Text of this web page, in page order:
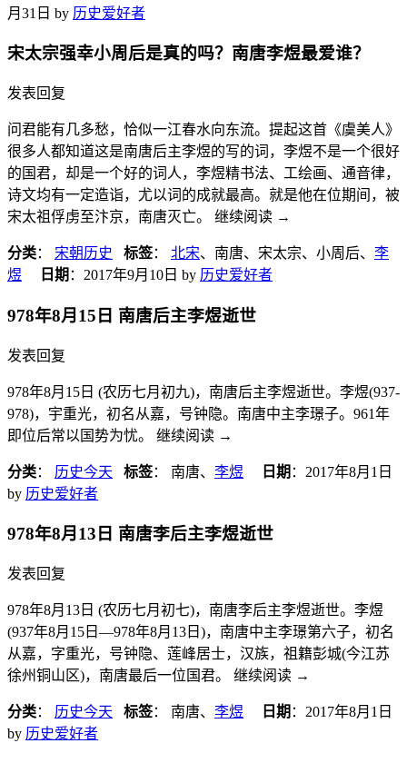
月31日 by 历史爱好者
宋太宗强幸小周后是真的吗？南唐李煜最爱谁？
发表回复
问君能有几多愁，恰似一江春水向东流。提起这首《虞美人》
很多人都知道这是南唐后主李煜的写的词，李煜不是一个很好
的国君，却是一个好的词人，李煜精书法、工绘画、通音律，
诗文均有一定造诣，尤以词的成就最高。就是他在位期间，被
宋太祖俘虏至汴京，南唐灭亡。 继续阅读 →
分类： 宋朝历史 标签： 北宋、南唐、宋太宗、小周后、 李
煜
日期 ： 2017年9月10日 by 历史爱好者
978年8月15日 南唐后主李煜逝世
发表回复
978年8月15日 (农历七月初九)，南唐后主李煜逝世。李煜(937-
978)，宇重光，初名从嘉，号钟隐。南唐中主李璟子。961年
即位后常以国势为忧。 继续阅读 →
分类： 历史今天 标签： 南唐、 李煜 日期 ： 2017年8月1日
by 历史爱好者
978年8月13日 南唐李后主李煜逝世
发表回复
978年8月13日 (农历七月初七)，南唐李后主李煜逝世。李煜
(937年8月15日―978年8月13日)，南唐中主李璟第六子，初名
从嘉，字重光，号钟隐、莲峰居士，汉族，祖籍彭城(今江苏
徐州铜山区)，南唐最后一位国君。 继续阅读 →
分类： 历史今天 标签： 南唐、 李煜 日期 ： 2017年8月1日
by 历史爱好者